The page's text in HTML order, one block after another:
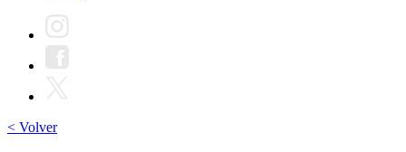
< Volver